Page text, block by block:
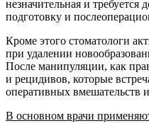
незначительная и требуется
подготовку и
Кроме этого стоматологи
при удалении
После манипуляции, как
и рецидивов, которые
оперативных вмешательств
В основном врачи